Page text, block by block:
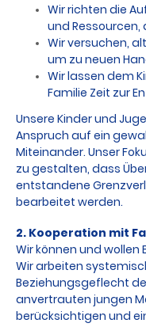
Wir richten die
und
Wir versuchen,
um zu neuen
Wir lassen dem
Familie Zeit zur
Unsere Kinder und
Anspruch auf ein
Miteinander. Unser
zu gestalten, dass
entstandene
bearbeitet werden.
2. Kooperation mit
Wir können und wollen
Wir arbeiten
Beziehungsgeflecht
anvertrauten jungen
berücksichtigen und